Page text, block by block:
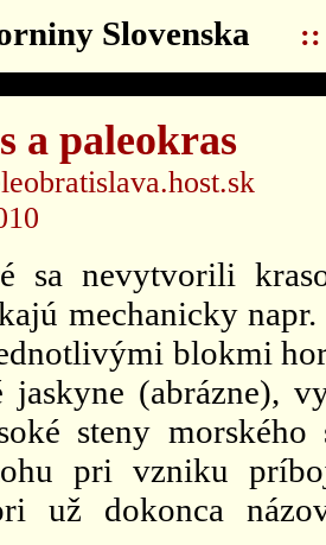
Slovenska ::
a paleokras
sa nevytvorili
mechanicky
blokmi
jaskyne (abrázne),
steny
pri vzniku
už dokonca